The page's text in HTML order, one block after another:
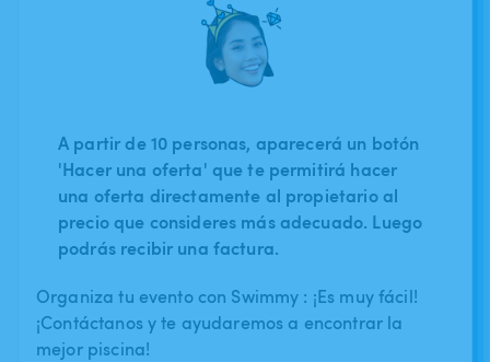
A partir de 10 personas, aparecerá un botón
'Hacer una oferta' que te permitirá hacer
una oferta directamente al propietario al
precio que consideres más adecuado. Luego
podrás recibir una factura.
Organiza tu evento con Swimmy : ¡Es muy fácil!
¡Contáctanos y te ayudaremos a encontrar la
mejor piscina!